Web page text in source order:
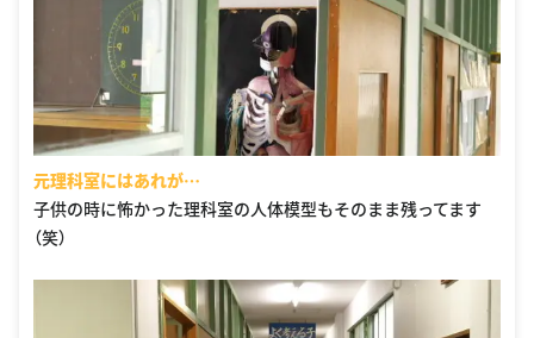
元理科室にはあれが…
子供の時に怖かった理科室の人体模型もそのまま残ってます
（笑）